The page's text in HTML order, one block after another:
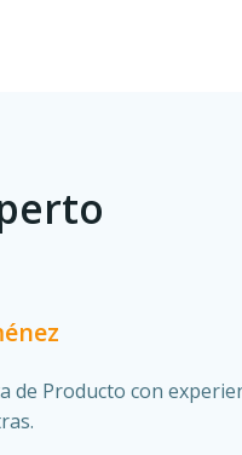
de Producto con